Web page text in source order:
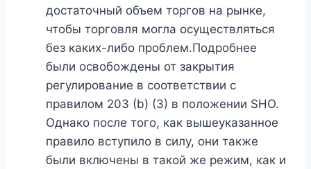
достаточный объем торгов на рынке,
чтобы торговля могла осуществляться
без каких-либо проблем.Подробнее
были освобождены от закрытия
регулирование в соответствии с
правилом 203 (b) (3) в положении SHO.
Однако после того, как вышеуказанное
правило вступило в силу, они также
были включены в такой же режим, как и